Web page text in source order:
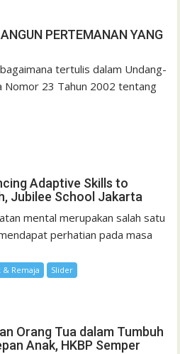
PERTEMANAN YANG
tertulis dalam Undang-
Nomor 23 Tahun 2002 tentang
Adaptive Skills to
Jubilee School Jakarta
mental merupakan salah satu
perhatian pada masa
& Remaja Slider
Orang Tua dalam Tumbuh
Anak, HKBP Semper